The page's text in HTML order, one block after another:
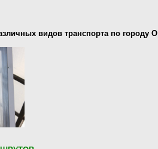
видов транспорта по городу